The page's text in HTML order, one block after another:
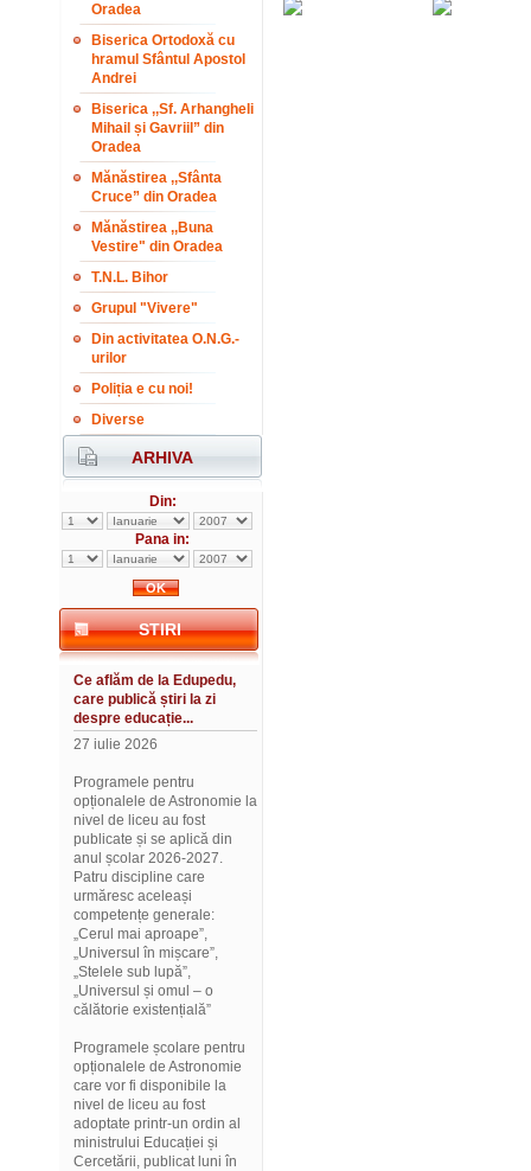
Oradea
Biserica Ortodoxă cu
hramul Sfântul Apostol
Andrei
Biserica ,,Sf. Arhangheli
Mihail și Gavriil” din
Oradea
Mănăstirea ,,Sfânta
Cruce” din Oradea
Mănăstirea ,,Buna
Vestire" din Oradea
T.N.L. Bihor
Grupul "Vivere"
Din activitatea O.N.G.-
urilor
Poliția e cu noi!
Diverse
ARHIVA
Din:
Pana in:
STIRI
Ce aflăm de la Edupedu,
care publică știri la zi
despre educație...
27 iulie 2026
Programele pentru
opționalele de Astronomie la
nivel de liceu au fost
publicate și se aplică din
anul școlar 2026-2027.
Patru discipline care
urmăresc aceleași
competențe generale:
„Cerul mai aproape”,
„Universul în mișcare”,
„Stelele sub lupă”,
„Universul și omul – o
călătorie existențială”
Programele școlare pentru
opționalele de Astronomie
care vor fi disponibile la
nivel de liceu au fost
adoptate printr-un ordin al
ministrului Educației și
Cercetării, publicat luni în